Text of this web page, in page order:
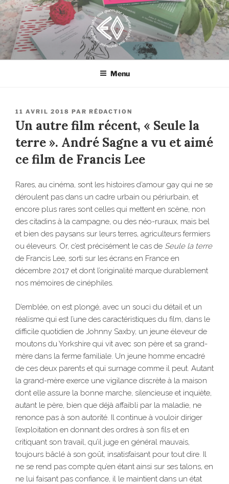
Aller
au
contenu
principal
EROSONYX
Tout livre n’est-il pas une bouteille jetée à la mer ?
Menu
PUBLIÉ
LE
11 AVRIL 2018 PAR RÉDACTION
Un autre film récent, « Seule la
terre ». André Sagne a vu et aimé
ce film de Francis Lee
Rares, au cinéma, sont les histoires d’amour gay qui ne se
déroulent pas dans un cadre urbain ou périurbain, et
encore plus rares sont celles qui mettent en scène, non
des citadins à la campagne, ou des néo-ruraux, mais bel
et bien des paysans sur leurs terres, agriculteurs fermiers
ou éleveurs. Or, c’est précisément le cas de Seule la terre
de Francis Lee, sorti sur les écrans en France en
décembre 2017 et dont l’originalité marque durablement
nos mémoires de cinéphiles.
D’emblée, on est plongé, avec un souci du détail et un
réalisme qui est l’une des caractéristiques du film, dans le
difficile quotidien de Johnny Saxby, un jeune éleveur de
moutons du Yorkshire qui vit avec son père et sa grand-
mère dans la ferme familiale. Un jeune homme encadré
de ces deux parents et qui surnage comme il peut. Autant
la grand-mère exerce une vigilance discrète à la maison
dont elle assure la bonne marche, silencieuse et inquiète,
autant le père, bien que déjà affaibli par la maladie, ne
renonce pas à son autorité. Il continue à vouloir diriger
l’exploitation en donnant des ordres à son fils et en
critiquant son travail, qu’il juge en général mauvais,
toujours bâclé à son goût, insatisfaisant pour tout dire. Il
ne se rend pas compte qu’en étant ainsi sur ses talons, en
ne lui faisant pas confiance, il le maintient dans un état